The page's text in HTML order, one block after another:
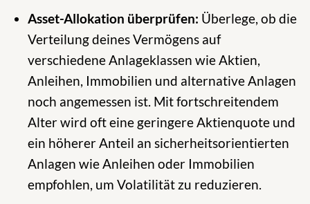
Asset-Allokation überprüfen: Überlege, ob die
Verteilung deines Vermögens auf
verschiedene Anlageklassen wie Aktien,
Anleihen, Immobilien und alternative Anlagen
noch angemessen ist. Mit fortschreitendem
Alter wird oft eine geringere Aktienquote und
ein höherer Anteil an sicherheitsorientierten
Anlagen wie Anleihen oder Immobilien
empfohlen, um Volatilität zu reduzieren.